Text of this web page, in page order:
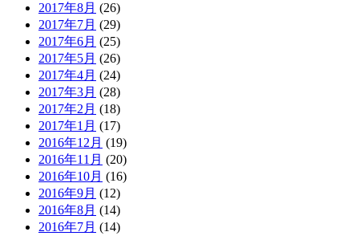
2017年8月 (26)
2017年7月 (29)
2017年6月 (25)
2017年5月 (26)
2017年4月 (24)
2017年3月 (28)
2017年2月 (18)
2017年1月 (17)
2016年12月 (19)
2016年11月 (20)
2016年10月 (16)
2016年9月 (12)
2016年8月 (14)
2016年7月 (14)